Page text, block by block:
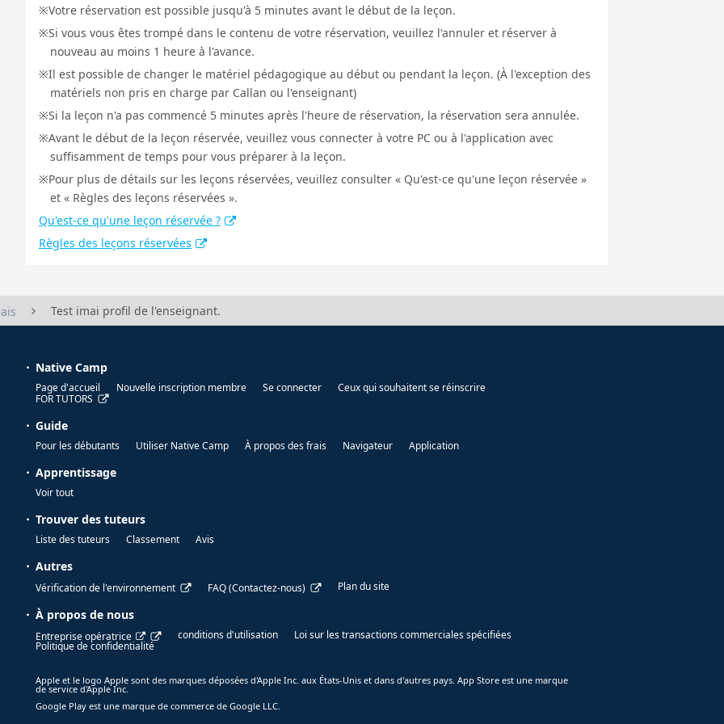
Votre réservation est possible jusqu'à 5 minutes avant le début de la leçon.
Si vous vous êtes trompé dans le contenu de votre réservation, veuillez l'annuler et réserver à
nouveau au moins 1 heure à l'avance.
Il est possible de changer le matériel pédagogique au début ou pendant la leçon. (À l'exception des
matériels non pris en charge par Callan ou l'enseignant)
Si la leçon n'a pas commencé 5 minutes après l'heure de réservation, la réservation sera annulée.
Avant le début de la leçon réservée, veuillez vous connecter à votre PC ou à l'application avec
suffisamment de temps pour vous préparer à la leçon.
Pour plus de détails sur les leçons réservées, veuillez consulter « Qu'est-ce qu'une leçon réservée »
et « Règles des leçons réservées ».
Qu'est-ce qu'une leçon réservée ?
Règles des leçons réservées
Test imai profil de l'enseignant.
Native Camp
Page d'accueil Nouvelle inscription membre Se connecter
Ceux qui souhaitent se réinscrire
FOR TUTORS
Guide
Pour les débutants Utiliser Native Camp À propos des frais Navigateur Application
Apprentissage
Voir tout
Trouver des tuteurs
Liste des tuteurs Classement Avis
Autres
Vérification de l'environnement FAQ (Contactez-nous) Plan du site
À propos de nous
Entreprise opératrice conditions d'utilisation
Loi sur les transactions commerciales spécifiées
Politique de confidentialité
Apple et le logo Apple sont des marques déposées d'Apple Inc. aux États-Unis et dans d'autres pays. App Store est une marque
de service d'Apple Inc.
Google Play est une marque de commerce de Google LLC.